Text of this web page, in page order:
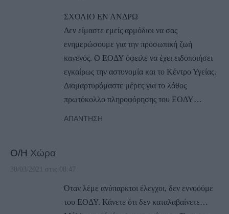
ΣΧΟΛΙΟ ΕΝ ΑΝΔΡΩ
Δεν είμαστε εμείς αρμόδιοι να σας
ενημερώσουμε για την προσωπική ζωή
κανενός. Ο ΕΟΔΥ όφειλε να έχει ειδοποιήσει
εγκαίρως την αστυνομία και το Κέντρο Υγείας.
Διαμαρτυρόμαστε μέρες για το λάθος
πρωτόκολλο πληροφόρησης του ΕΟΔΥ…
ΑΠΆΝΤΗΣΗ
Ο/Η Χώρα
30/03/2021 στις 08:47
Όταν λέμε ανύπαρκτοι έλεγχοι, δεν εννοούμε
του ΕΟΔΥ. Κάνετε ότι δεν καταλαβαίνετε…